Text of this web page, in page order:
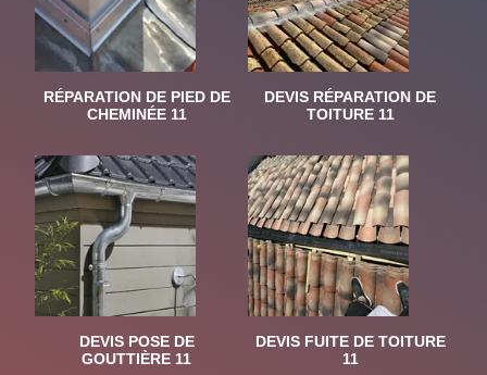
RÉPARATION DE PIED DE
CHEMINÉE 11
DEVIS RÉPARATION DE
TOITURE 11
DEVIS POSE DE
GOUTTIÈRE 11
DEVIS FUITE DE TOITURE
11